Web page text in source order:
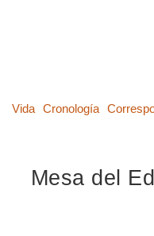
Vida Cronología
Mesa del